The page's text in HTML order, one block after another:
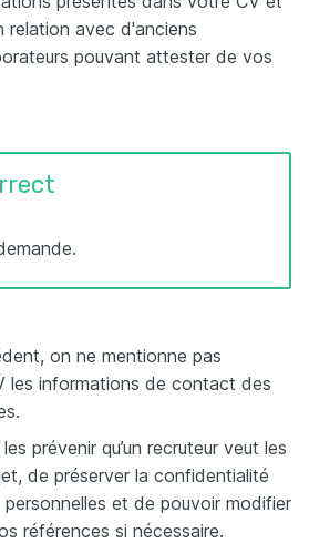
relation avec d'anciens
pouvant attester de vos
on ne mentionne pas
les informations de contact des
prévenir qu’un recruteur veut les
de préserver la confidentialité
et de pouvoir modifier
références si nécessaire.